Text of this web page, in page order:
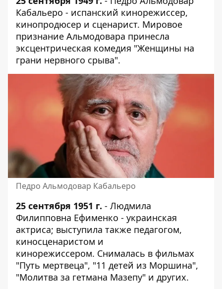
Кабальеро - испанский кинорежиссер,
кинопродюсер и сценарист. Мировое
признание Альмодовара принесла
эксцентрическая комедия "Женщины на
грани нервного срыва".
Педро Альмодовар Кабальеро
25 сентября 1951 г. - Людмила
Филипповна Ефименко - украинская
актриса; выступила также педагогом,
киносценаристом и
кинорежиссером. Снималась в фильмах
"Путь мертвеца", "11 детей из Моршина",
"Молитва за гетмана Мазепу" и других.